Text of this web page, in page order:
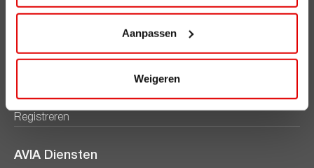
Aanpassen
Weigeren
Clubsparen
Registreren
AVIA Diensten